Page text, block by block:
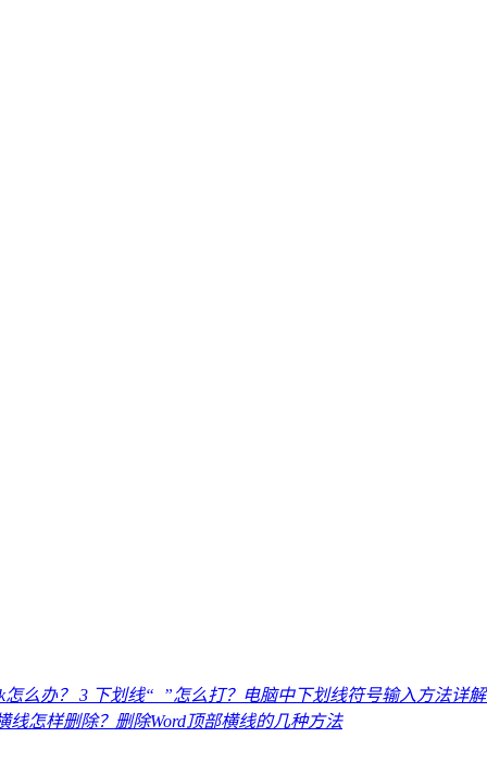
么办？ 3 下划线“_”怎么打？电脑中下划线符号输入方法详解
线怎样删除？删除Word顶部横线的几种方法